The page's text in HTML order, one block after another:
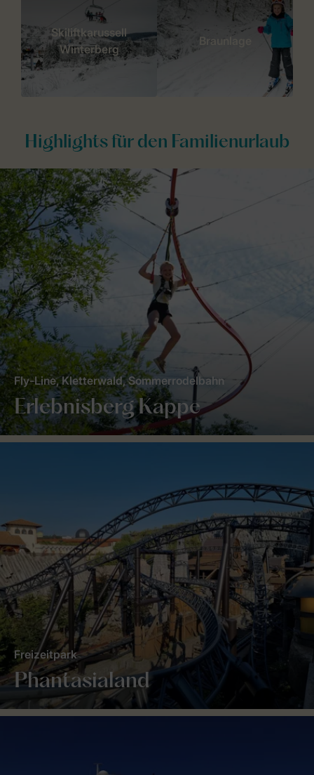
Skiliftkarussell
Winterberg
Braunlage
Highlights für den Familienurlaub
Erlebnisberg Kappe
Fly-Line, Kletterwald, Sommerrodelbahn
Phantasialand
Freizeitpark